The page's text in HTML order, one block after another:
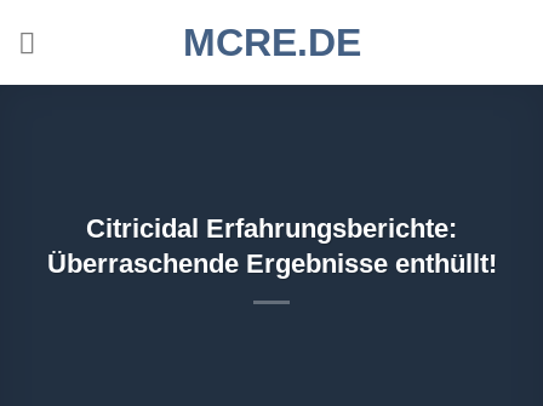
MCRE.DE
Citricidal Erfahrungsberichte:
Überraschende Ergebnisse enthüllt!